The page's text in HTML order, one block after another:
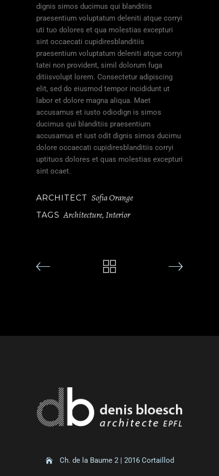
dignis simos ducimus qui blanditiis
praesentium voluptatum deleniti atque corryi
uti tuo dolores et qua molestias excepturi
sint occaecati cupidiresblanditiis
praesentium voluptatum deleniti atque corryi
tatei non provident, simil dolorum fuga
ditiisvolupt lorem. Consectetur adipiscing
elit, sed do eiusmod tempor incididunt ut
labor et dolore magna aliqua. Maet
accusamus et iusto odiodign is simos
ducimus qui blanditiis praesentium
accusamus et iust odit dignis simos ducimu
dolore occaecati cupidiresblanditiis corryi
uptituos dolores et quas molestias excepturi
sint ocaet.
ARCHITECT Sofia Orange
TAGS Architecture, Interior
Ch. de la Baume 2 | 2016 Cortaillod